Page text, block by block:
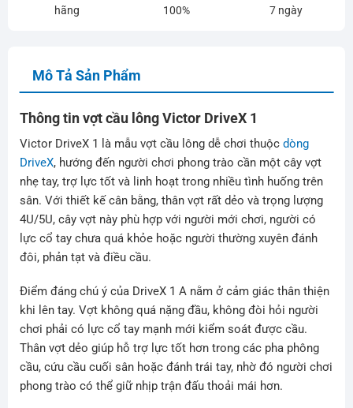
hãng
100%
7 ngày
Mô Tả Sản Phẩm
Thông tin vợt cầu lông Victor DriveX 1
Victor DriveX 1 là mẫu vợt cầu lông dễ chơi thuộc dòng
DriveX, hướng đến người chơi phong trào cần một cây vợt
nhẹ tay, trợ lực tốt và linh hoạt trong nhiều tình huống trên
sân. Với thiết kế cân bằng, thân vợt rất dẻo và trọng lượng
4U/5U, cây vợt này phù hợp với người mới chơi, người có
lực cổ tay chưa quá khỏe hoặc người thường xuyên đánh
đôi, phản tạt và điều cầu.
Điểm đáng chú ý của DriveX 1 A nằm ở cảm giác thân thiện
khi lên tay. Vợt không quá nặng đầu, không đòi hỏi người
chơi phải có lực cổ tay mạnh mới kiểm soát được cầu.
Thân vợt dẻo giúp hỗ trợ lực tốt hơn trong các pha phông
cầu, cứu cầu cuối sân hoặc đánh trái tay, nhờ đó người chơi
phong trào có thể giữ nhịp trận đấu thoải mái hơn.